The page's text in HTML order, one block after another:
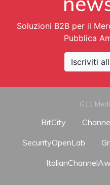
Soluzioni B2B per il
Pubblica
Iscriviti
G11
BitCity
SecurityOpenLab